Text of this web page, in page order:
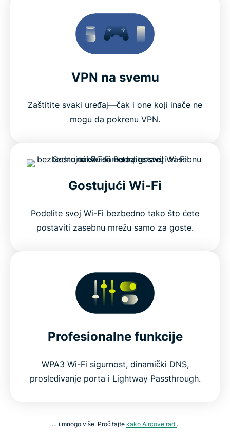
VPN na svemu
Zaštitite svaki uređaj—čak i one koji inače ne
mogu da pokrenu VPN.
Gostujući Wi-Fi
Podelite svoj Wi-Fi bezbedno tako što ćete
postaviti zasebnu mrežu samo za goste.
Profesionalne funkcije
WPA3 Wi-Fi sigurnost, dinamički DNS,
prosleđivanje porta i Lightway Passthrough.
… i mnogo više. Pročitajte kako Aircove radi.